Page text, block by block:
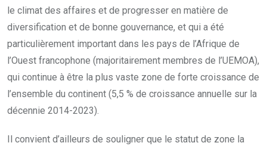
le climat des affaires et de progresser en matière de
diversification et de bonne gouvernance, et qui a été
particulièrement important dans les pays de l’Afrique de
l’Ouest francophone (majoritairement membres de l’UEMOA),
qui continue à être la plus vaste zone de forte croissance de
l’ensemble du continent (5,5 % de croissance annuelle sur la
décennie 2014-2023).
Il convient d’ailleurs de souligner que le statut de zone la